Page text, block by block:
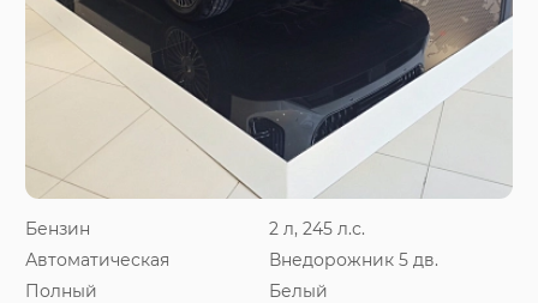
Бензин
2 л, 245 л.с.
Автоматическая
Внедорожник 5 дв.
Полный
Белый